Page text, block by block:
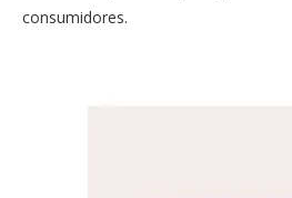
consumidores.